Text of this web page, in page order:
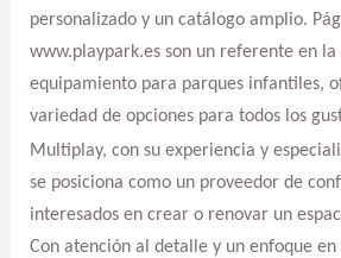
personalizado y un catálogo amplio.
www.playpark.es son un referente en
equipamiento para parques infantiles,
variedad de opciones para todos los
Multiplay, con su experiencia y
se posiciona como un proveedor de
interesados en crear o renovar un
Con atención al detalle y un enfoque en